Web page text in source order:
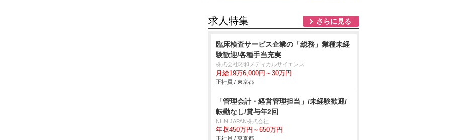
求人特集 さらに見る
臨床検査サービス企業の「総務」業種未経
験歓迎/各種手当充実
株式会社昭和メディカルサイエンス
月給19万6,000円～30万円
正社員 / 東京都
「管理会計・経営管理担当」/未経験歓迎/
転勤なし/賞与年2回
NHN JAPAN株式会社
年収450万円～650万円
正社員 / 東京都